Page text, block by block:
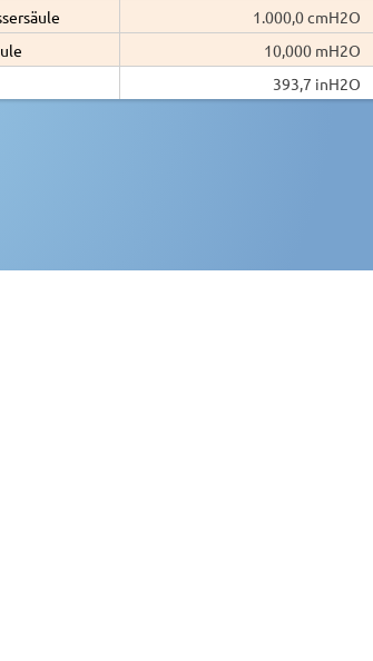
1.000,0 cmH2O
10,000 mH2O
393,7 inH2O